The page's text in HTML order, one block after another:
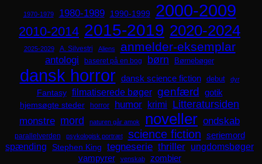
1970-1979 1980-1989 1990-1999 2000-2009
2010-2014 2015-2019 2020-2024
2025-2029 A. Silvestri Aliens anmelder-eksemplar
antologi baseret på en bog børn Børnebøger
dansk horror dansk science fiction debut dyr
Fantasy filmatiserede bøger genfærd
gotik
hjemsøgte steder
horror humor krimi Litteratursiden
monstre mord naturen går amok noveller ondskab
parallelverden psykologisk portræt science fiction seriemord
spænding Stephen King tegneserie thriller ungdomsbøger
vampyrer venskab
zombier